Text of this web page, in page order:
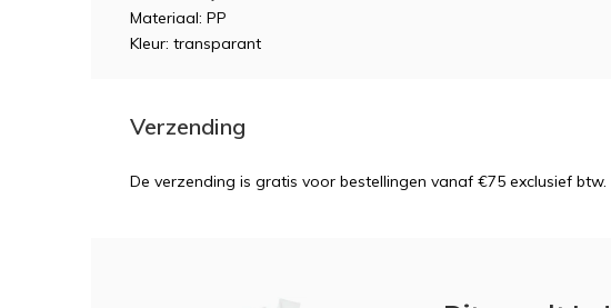
Materiaal: PP
Kleur: transparant
Verzending
De verzending is gratis voor bestellingen vanaf €75 exclusief btw.